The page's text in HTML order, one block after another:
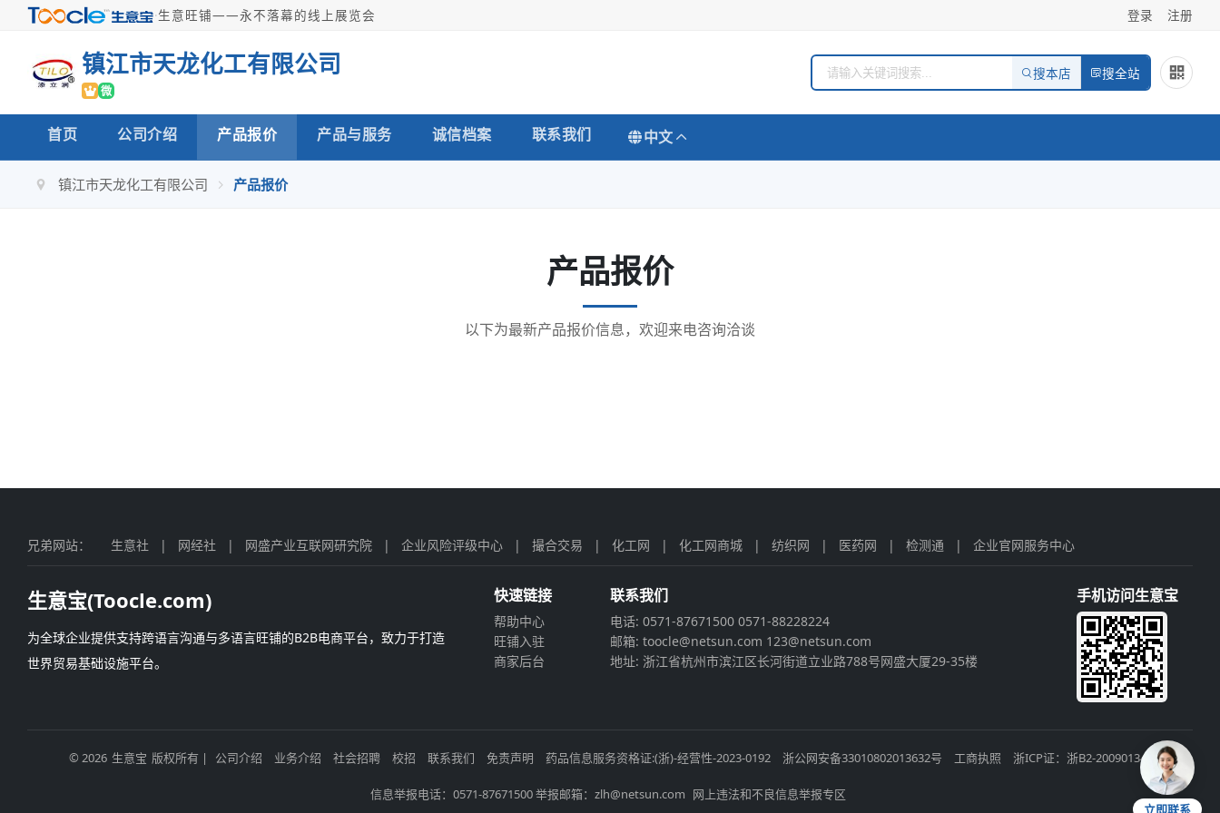
·生意旺铺——永不落幕的线上展览会 登录 注册
镇江市天龙化工有限公司
微
搜本店 搜全站
首页 公司介绍 产品报价 产品与服务 诚信档案 联系我们 中文
镇江市天龙化工有限公司 产品报价
产品报价
以下为最新产品报价信息，欢迎来电咨询洽谈
立即联系
兄弟网站： 生意社 | 网经社 | 网盛产业互联网研究院 | 企业风险评级中心 | 撮合交易 | 化工网 | 化工网商城 | 纺织网 | 医药网 | 检测通 | 企业官网服务中心
生意宝(Toocle.com)
为全球企业提供支持跨语言沟通与多语言旺铺的B2B电商平台，致力于打造
世界贸易基础设施平台。
快速链接
帮助中心
旺铺入驻
商家后台
联系我们
电话: 0571-87671500 0571-88228224
邮箱: toocle@netsun.com 123@netsun.com
地址: 浙江省杭州市滨江区长河街道立业路788号网盛大厦29-35楼
手机访问生意宝
© 2026 生意宝 版权所有 | 公司介绍 业务介绍 社会招聘 校招 联系我们 免责声明 药品信息服务资格证:(浙)-经营性-2023-0192 浙公网安备33010802013632号 工商执照 浙ICP证：浙B2-20090134
信息举报电话：0571-87671500 举报邮箱：zlh@netsun.com 网上违法和不良信息举报专区